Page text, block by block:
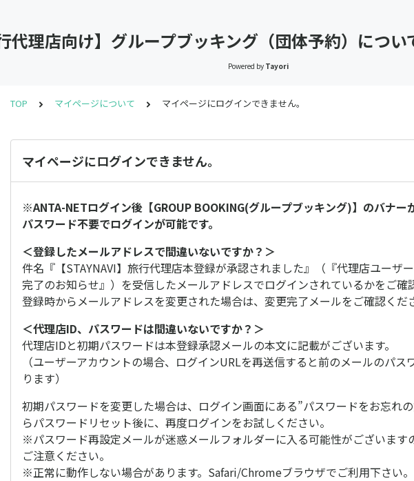
行代理店向け】グループブッキング（団体予約）につ
Powered by Tayori
TOP マイページについて マイページにログインできません。
マイページにログインできません。
※ANTA-NETログイン後【GROUP BOOKING(グループブッキング)】のバナー
パスワード不要でログインが可能です。
＜登録したメールアドレスで間違いないですか？＞
件名『【STAYNAVI】旅行代理店本登録が承認されました』（『代理店ユーザ
完了のお知らせ』）を受信したメールアドレスでログインされているかをご確
登録時からメールアドレスを変更された場合は、変更完了メールをご確認くだ
＜代理店ID、パスワードは間違いないですか？＞
代理店IDと初期パスワードは本登録承認メールの本文に記載がございます。
（ユーザーアカウントの場合、ログインURLを再送信すると前のメールのパス
ります）
初期パスワードを変更した場合は、ログイン画面にある”パスワードをお忘れ
らパスワードリセット後に、再度ログインをお試しください。
※パスワード再設定メールが迷惑メールフォルダーに入る可能性がございます
ご注意ください。
※正常に動作しない場合があります。Safari/Chromeブラウザでご利用下さい。